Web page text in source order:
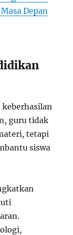
Depan
guru tidak
tetapi
siswa